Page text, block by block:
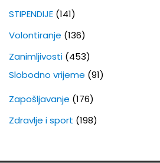
STIPENDIJE (141)
Volontiranje (136)
Zanimljivosti (453)
Slobodno vrijeme (91)
Zapošljavanje (176)
Zdravlje i sport (198)